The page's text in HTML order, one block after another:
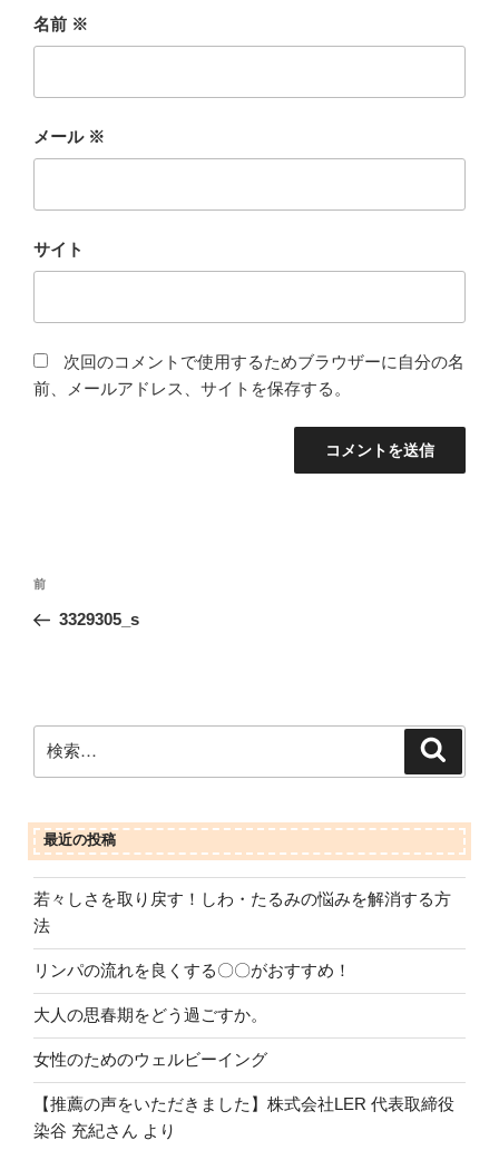
名前 ※
メール ※
サイト
次回のコメントで使用するためブラウザーに自分の名
前、メールアドレス、サイトを保存する。
投
ナ
ー
シ
ン
前
の
前
3329305_s
索:
最近の投稿
若々しさを取り戻す！しわ・たるみの悩みを解消する方
法
リンパの流れを良くする〇〇がおすすめ！
大人の思春期をどう過ごすか。
女性のためのウェルビーイング
【推薦の声をいただきました】株式会社LER 代表取締役
染谷 充紀さん より